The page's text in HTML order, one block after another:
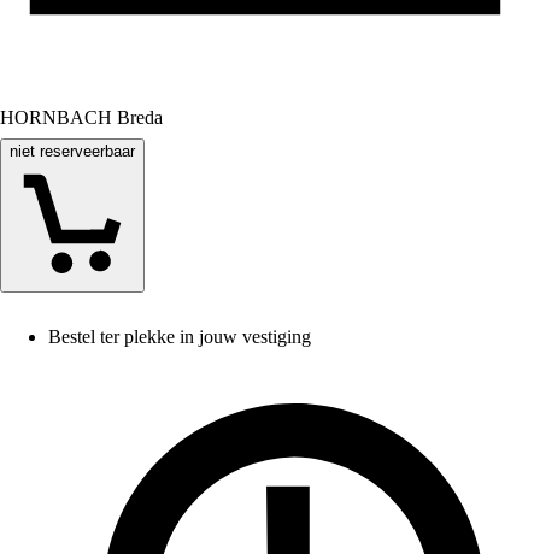
HORNBACH Breda
niet reserveerbaar
Bestel ter plekke in jouw vestiging